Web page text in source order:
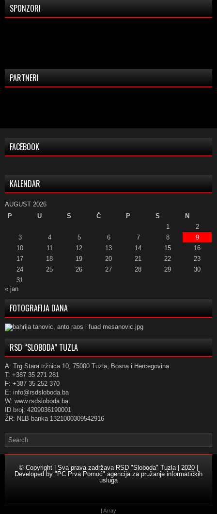
SPONZORI
PARTNERI
FACEBOOK
KALENDAR
AUGUST 2026
P
U S Č P S
N
1
2
3
4 5 6 7 8
9
10
11 12 13 14 15
16
17
18 19 20 21 22
23
24
25 26 27 28 29
30
31
« jan
FOTOGRAFIJA DANA
RSD “SLOBODA” TUZLA
A: Trg Stara tržnica 10, 75000 Tuzla, Bosna i Hercegovina
T: +387 35 271 281
F: +387 35 252 370
E: info@rsdsloboda.ba
W: www.rsdsloboda.ba
ID broj: 4209036190001
ŽR: NLB banka 1321000309542916
© Copyright | Sva prava zadržava RSD "Sloboda" Tuzla | 2020 |
Developed by "PC Prva Pomoć" agencija za pružanje informatičkih
usluga
| Array